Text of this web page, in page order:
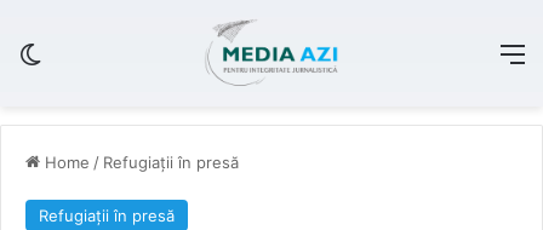
Home / Refugiații în presă
Refugiații în presă